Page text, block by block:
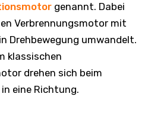
genannt. Dabei
Verbrennungsmotor mit
Drehbewegung umwandelt.
klassischen
drehen sich beim
eine Richtung.